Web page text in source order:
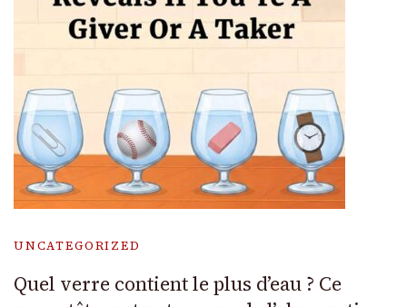
UNCATEGORIZED
Quel verre contient le plus d’eau ? Ce